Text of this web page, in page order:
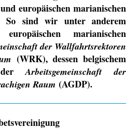
europäischen marianischen
So sind wir unter anderem
marianischen
der Wallfahrtsrektoren
(WRK), dessen belgischem
derArbeitsgemeinschaft der
Raum (AGDP).